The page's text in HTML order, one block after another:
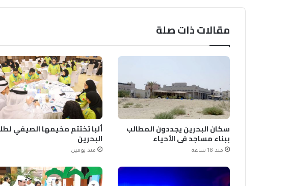
مقالات ذات صلة
سكان البحرين يجددون المطالب
ببناء مساجد في الأحياء
منذ 18 ساعة
ألبا تختتم مخيمها الصيفي
البحرين
منذ يومين